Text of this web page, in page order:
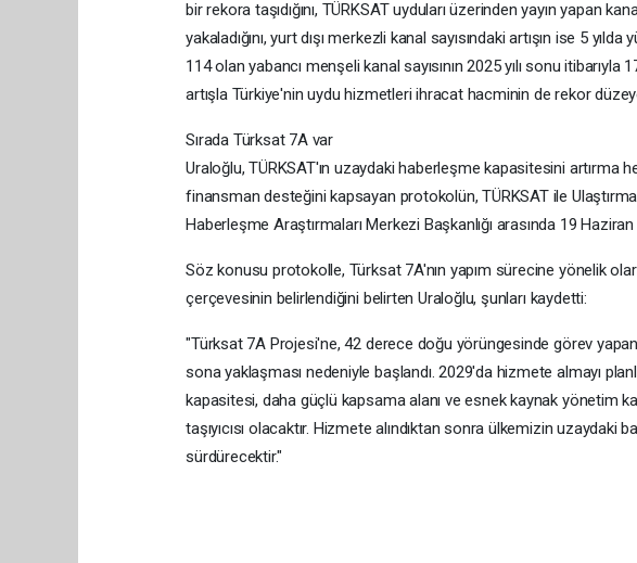
bir rekora taşıdığını, TÜRKSAT uyduları üzerinden yayın yapan
yakaladığını, yurt dışı merkezli kanal sayısındaki artışın ise 5
114 olan yabancı menşeli kanal sayısının 2025 yılı sonu
artışla Türkiye'nin uydu hizmetleri ihracat hacminin de rekor düzeye
Sırada Türksat 7A var
Uraloğlu, TÜRKSAT'ın uzaydaki haberleşme kapasitesini artırma
finansman desteğini kapsayan protokolün, TÜRKSAT ile Ulaştırma
Haberleşme Araştırmaları Merkezi Başkanlığı arasında 19 Haziran
Söz konusu protokolle, Türksat 7A'nın yapım sürecine yönelik
çerçevesinin belirlendiğini belirten Uraloğlu, şunları kaydetti:
"Türksat 7A Projesi'ne, 42 derece doğu yörüngesinde görev
sona yaklaşması nedeniyle başlandı. 2029'da hizmete almayı
kapasitesi, daha güçlü kapsama alanı ve esnek kaynak yönetim
taşıyıcısı olacaktır. Hizmete alındıktan sonra ülkemizin uzaydaki
sürdürecektir."